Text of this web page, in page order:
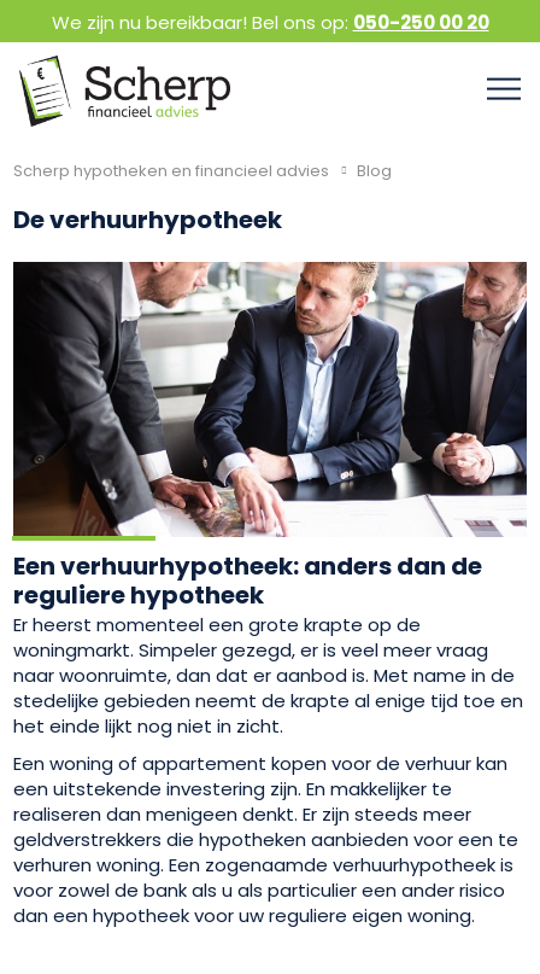
We zijn nu bereikbaar! Bel ons op: 050-250 00 20
Scherp hypotheken en financieel advies Blog
De verhuurhypotheek
Een verhuurhypotheek: anders dan de
reguliere hypotheek
Er heerst momenteel een grote krapte op de
woningmarkt. Simpeler gezegd, er is veel meer vraag
naar woonruimte, dan dat er aanbod is. Met name in de
stedelijke gebieden neemt de krapte al enige tijd toe en
het einde lijkt nog niet in zicht.
Een woning of appartement kopen voor de verhuur kan
een uitstekende investering zijn. En makkelijker te
realiseren dan menigeen denkt. Er zijn steeds meer
geldverstrekkers die hypotheken aanbieden voor een te
verhuren woning. Een zogenaamde verhuurhypotheek is
voor zowel de bank als u als particulier een ander risico
dan een hypotheek voor uw reguliere eigen woning.